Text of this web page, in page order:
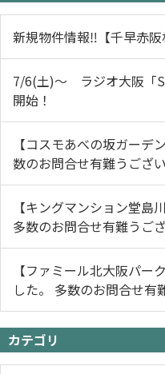
新規物件情報‼【千早赤阪
7/6(土)～ ラジオ大阪「
開始！
【コスモあべの坂ガーデ
数のお問合せ有難うござい
【キングマンション堂島
多数のお問合せ有難うご
【ファミール北大阪パー
した。 多数のお問合せ有
カテゴリ